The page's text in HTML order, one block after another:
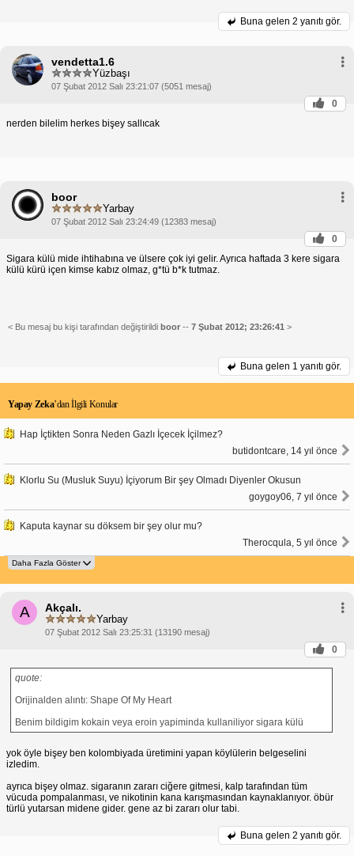
Yanlışlıkla sigara külü içmek de zararlı olabilir. Kül,
boğazınızı tahriş edebilir ve akciğerlerinize girerse
yutarsanız veya yanlışlıkla içerseniz, derhal bir
sağlık uzmanına başvurun.
Buna gelen 2 yanıtı gör.
vendetta1.6
Yüzbaşı
07 Şubat 2012 Salı 23:21:07 (5051 mesaj)
0
nerden bilelim herkes bişey sallıcak
boor
Yarbay
07 Şubat 2012 Salı 23:24:49 (12383 mesaj)
0
Sigara külü mide ihtihabına ve ülsere çok iyi gelir. Ayrıca haftada 3 kere sigara
külü kürü içen kimse kabız olmaz, g*tü b*k tutmaz.
< Bu mesaj bu kişi tarafından değiştirildi boor -- 7 Şubat 2012; 23:26:41 >
Buna gelen 1 yanıtı gör.
Yapay Zeka’dan İlgili Konular
Hap İçtikten Sonra Neden Gazlı İçecek İçilmez?
butidontcare, 14 yıl önce
Klorlu Su (Musluk Suyu) İçiyorum Bir şey Olmadı Diyenler Okusun
goygoy06, 7 yıl önce
Kaputa kaynar su döksem bir şey olur mu?
Therocqula, 5 yıl önce
A Akçalı.
Yarbay
07 Şubat 2012 Salı 23:25:31 (13190 mesaj)
0
quote:
Orijinalden alıntı: Shape Of My Heart
Benim bildigim kokain veya eroin yapiminda kullaniliyor sigara külü
yok öyle bişey ben kolombiyada üretimini yapan köylülerin belgeselini
izledim.
ayrıca bişey olmaz. sigaranın zararı ciğere gitmesi, kalp tarafından tüm
vücuda pompalanması, ve nikotinin kana karışmasından kaynaklanıyor. öbür
türlü yutarsan midene gider. gene az bi zararı olur tabi.
Buna gelen 2 yanıtı gör.